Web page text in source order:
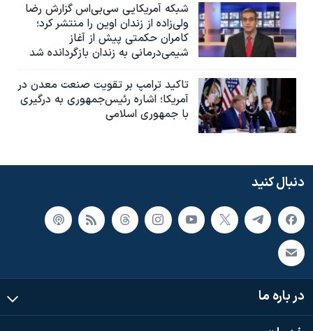
شبکه آمریکایی سی‌بی‌‌اس گزارش رضا
ولی‌زاده از زندان اوین را منتشر کرد؛
کامران حکمتی پیش از آغاز
شیمی‌درمانی به زندان بازگردانده شد
تاکید ترامپ بر تقویت صنعت معدن در
آمریکا؛ اشاره رئیس‌جمهوری به درگیری
با جمهوری اسلامی
دنبال کنید
در باره ما